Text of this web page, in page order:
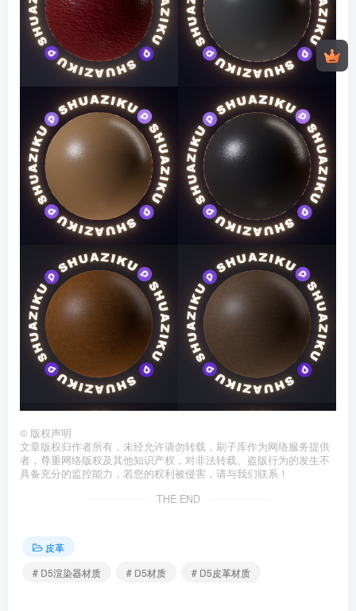
© 版权声明
文章版权归作者所有，未经允许请勿转载，刷子库作为网络服务提供
者，尊重网络版权及其他知识产权，对非法转载、盗版行为的发生不
具备充分的监控能力，若您的权利被侵害，请与我们联系！
THE END
皮革
# D5渲染器材质
# D5材质 # D5皮革材质